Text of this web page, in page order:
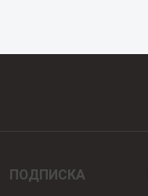
ПОДПИСКА